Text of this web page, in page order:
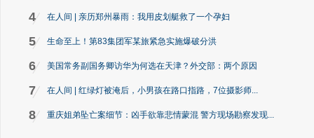
4 在人间 | 亲历郑州暴雨：我用皮划艇救了一个孕妇
5 生命至上！第83集团军某旅紧急实施爆破分洪
6 美国常务副国务卿访华为何选在天津？外交部：两个原因
7 在人间 | 红绿灯被淹后，小男孩在路口指路，7位摄影师...
8 重庆姐弟坠亡案细节：凶手欲靠悲情蒙混 警方现场勘察发现...